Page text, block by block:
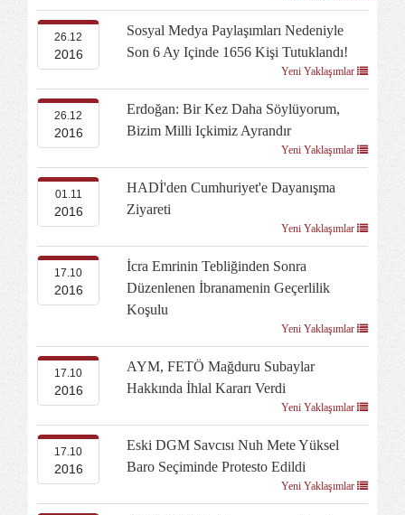
26.12
2016
Sosyal Medya Paylaşımları Nedeniyle
Son 6 Ay Içinde 1656 Kişi Tutuklandı!
Yeni Yaklaşımlar
26.12
2016
Erdoğan: Bir Kez Daha Söylüyorum,
Bizim Milli Içkimiz Ayrandır
Yeni Yaklaşımlar
01.11
2016
HADİ'den Cumhuriyet'e Dayanışma
Ziyareti
Yeni Yaklaşımlar
17.10
2016
İcra Emrinin Tebliğinden Sonra
Düzenlenen İbranamenin Geçerlilik
Koşulu
Yeni Yaklaşımlar
17.10
2016
AYM, FETÖ Mağduru Subaylar
Hakkında İhlal Kararı Verdi
Yeni Yaklaşımlar
17.10
2016
Eski DGM Savcısı Nuh Mete Yüksel
Baro Seçiminde Protesto Edildi
Yeni Yaklaşımlar